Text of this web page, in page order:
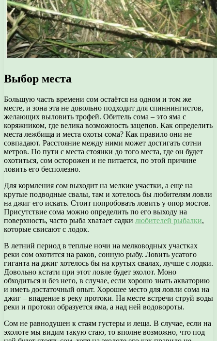
Выбор места
Большую часть времени сом остаётся на одном и том же
месте, и зона эта не довольно подходит для спиннингистов,
желающих выловить трофей. Обитель сома – это яма с
коряжником, где велика возможность зацепов. Как определить
места лежбища и места охоты сома? Как правило они не
совпадают. Расстояние между ними может достигать сотни
метров. По пути с места стоянки до того места, где он будет
охотиться, сом осторожен и не питается, по этой причине
ловить его бесполезно.
Для кормления сом выходит на мелкие участки, а еще на
крутые подводные свалы, там и хотелось бы любителям ловли
на джиг его искать. Стоит попробовать ловить у опор мостов.
Присутствие сома можно определить по его выходу на
поверхность, часто рыба хватает садки любителей рыбалки,
которые свисают с лодок.
В летний период в теплые ночи на мелководных участках
реки сом охотится на раков, сонную рыбу. Ловить усатого
гиганта на джиг хотелось бы на крутых свалах, лучше с лодки.
Довольно кстати при этот ловле будет эхолот. Моно
обходиться и без него, в случае, если хорошо знать акваторию
и иметь достаточный опыт. Хорошее место для ловли сома на
джиг – впадение в реку протоки. На месте встречи струй воды
реки и протоки образуется яма, а над ней водовороты.
Сом не равнодушен к стаям густеры и леща. В случае, если на
эхолоте мы видим такую стаю, то вполне возможно, что под